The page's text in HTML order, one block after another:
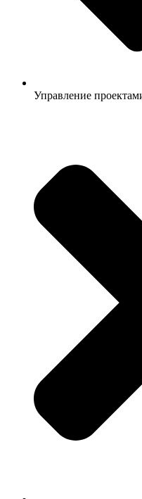
Управление